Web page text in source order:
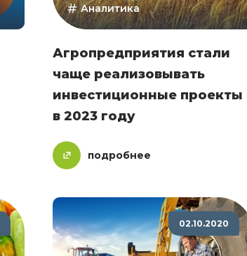
Аналитика
Агропредприятия стали
чаще реализовывать
инвестиционные проекты
в 2023 году
подробнее
02.10.2020